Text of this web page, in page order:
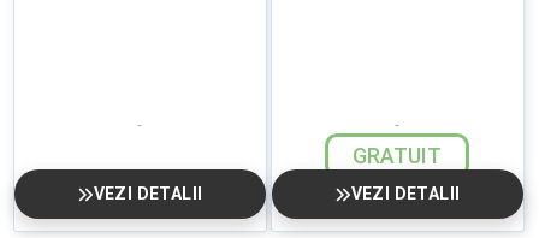
VEZI DETALII
GRATUIT
VEZI DETALII